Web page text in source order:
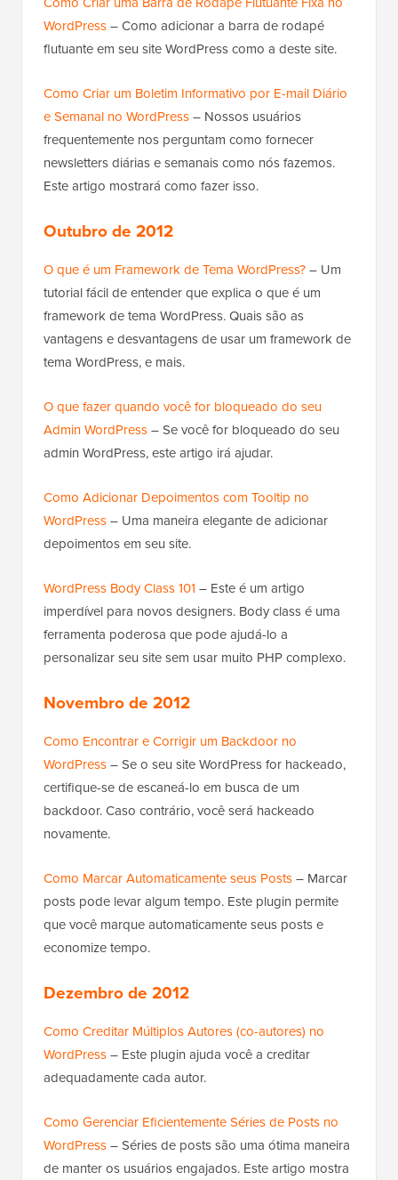
WordPress– Como adicionar a barra de rodapé
flutuante em seu site WordPress como a deste site.
Como Criar um Boletim Informativo por E-mail Diário
e Semanal no WordPress– Nossos usuários
frequentemente nos perguntam como fornecer
newsletters diárias e semanais como nós fazemos.
Este artigo mostrará como fazer isso.
Outubro de 2012
O que é um Framework de Tema WordPress?– Um
tutorial fácil de entender que explica o que é um
framework de tema WordPress. Quais são as
vantagens e desvantagens de usar um framework de
tema WordPress, e mais.
O que fazer quando você for bloqueado do seu
Admin WordPress– Se você for bloqueado do seu
admin WordPress, este artigo irá ajudar.
Como Adicionar Depoimentos com Tooltip no
WordPress– Uma maneira elegante de adicionar
depoimentos em seu site.
WordPress Body Class 101 – Este é um artigo
imperdível para novos designers. Body class é uma
ferramenta poderosa que pode ajudá-lo a
personalizar seu site sem usar muito PHP complexo.
Novembro de 2012
Como Encontrar e Corrigir um Backdoor no
WordPress– Se o seu site WordPress for hackeado,
certifique-se de escaneá-lo em busca de um
backdoor. Caso contrário, você será hackeado
novamente.
Como Marcar Automaticamente seus Posts– Marcar
posts pode levar algum tempo. Este plugin permite
que você marque automaticamente seus posts e
economize tempo.
Dezembro de 2012
Como Creditar Múltiplos Autores (co-autores) no
WordPress– Este plugin ajuda você a creditar
adequadamente cada autor.
Como Gerenciar Eficientemente Séries de Posts no
WordPress– Séries de posts são uma ótima maneira
de manter os usuários engajados. Este artigo mostra